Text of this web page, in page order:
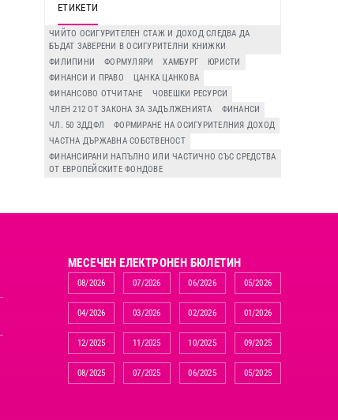
ЕТИКЕТИ
ЧИЙТО ОСИГУРИТЕЛЕН СТАЖ И ДОХОД СЛЕДВА ДА
БЪДАТ ЗАВЕРЕНИ В ОСИГУРИТЕЛНИ КНИЖКИ
ФИЛИПИНИ
ФОРМУЛЯРИ ХАМБУРГ
ЮРИСТИ
ФИНАНСИ И ПРАВО
ЦАНКА ЦАНКОВА
ФИНАНСОВО ОТЧИТАНЕ
ЧОВЕШКИ РЕСУРСИ
ЧЛЕН 212 ОТ ЗАКОНА ЗА ЗАДЪЛЖЕНИЯТА
ФИНАНСИ
ЧЛ. 50 ЗДДФЛ
ФОРМИРАНЕ НА ОСИГУРИТЕЛНИЯ ДОХОД
ЧАСТНА ДЪРЖАВНА СОБСТВЕНОСТ
ФИНАНСИРАНИ НАПЪЛНО ИЛИ ЧАСТИЧНО СЪС СРЕДСТВА
ОТ ЕВРОПЕЙСКИТЕ ФОНДОВЕ
MЕСЕЧЕН ЕЛЕКТРОНЕН БЮЛЕТИН
08/2026 07/2026 06/2026 05/2026
04/2026 03/2026 02/2026 01/2026
12/2025 11/2025 10/2025 09/2025
08/2025 07/2025 06/2025 05/2025